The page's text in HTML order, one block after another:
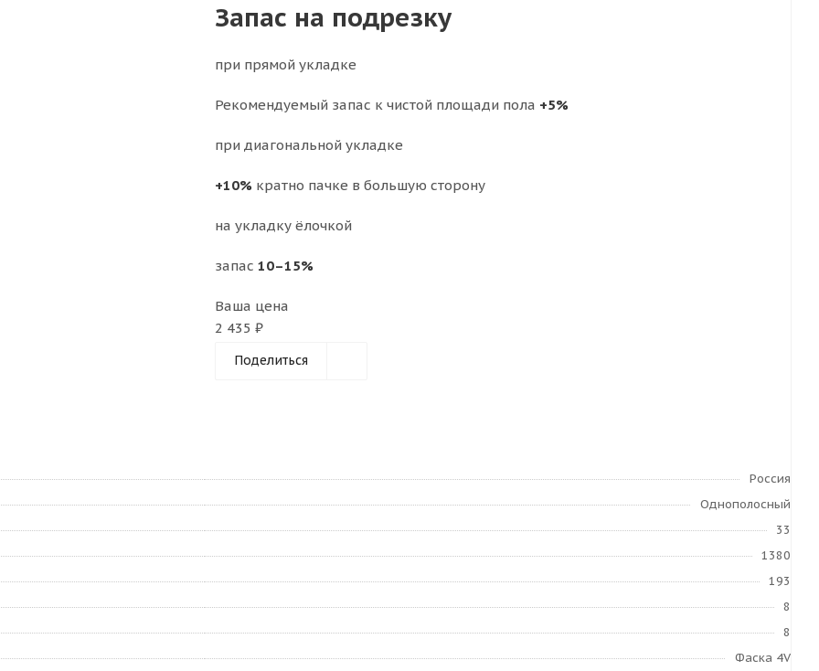
Запас на подрезку
при прямой укладке
Рекомендуемый запас к чистой площади пола +5%
при диагональной укладке
+10% кратно пачке в большую сторону
на укладку ёлочкой
запас 10–15%
Ваша цена
2 435 ₽
Поделиться
Россия
Однополосный
33
1380
193
8
8
Фаска 4V